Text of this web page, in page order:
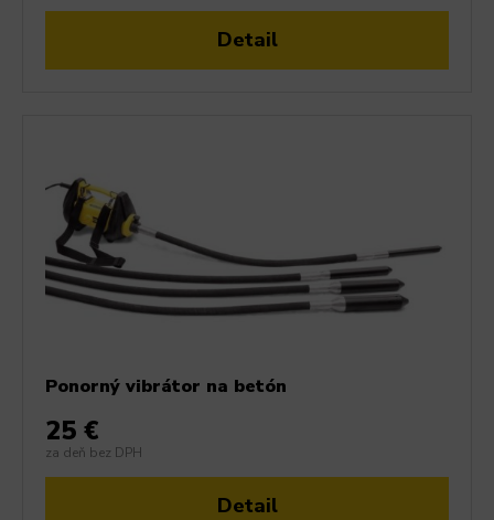
Detail
Ponorný vibrátor na betón
25 €
za deň bez DPH
Detail